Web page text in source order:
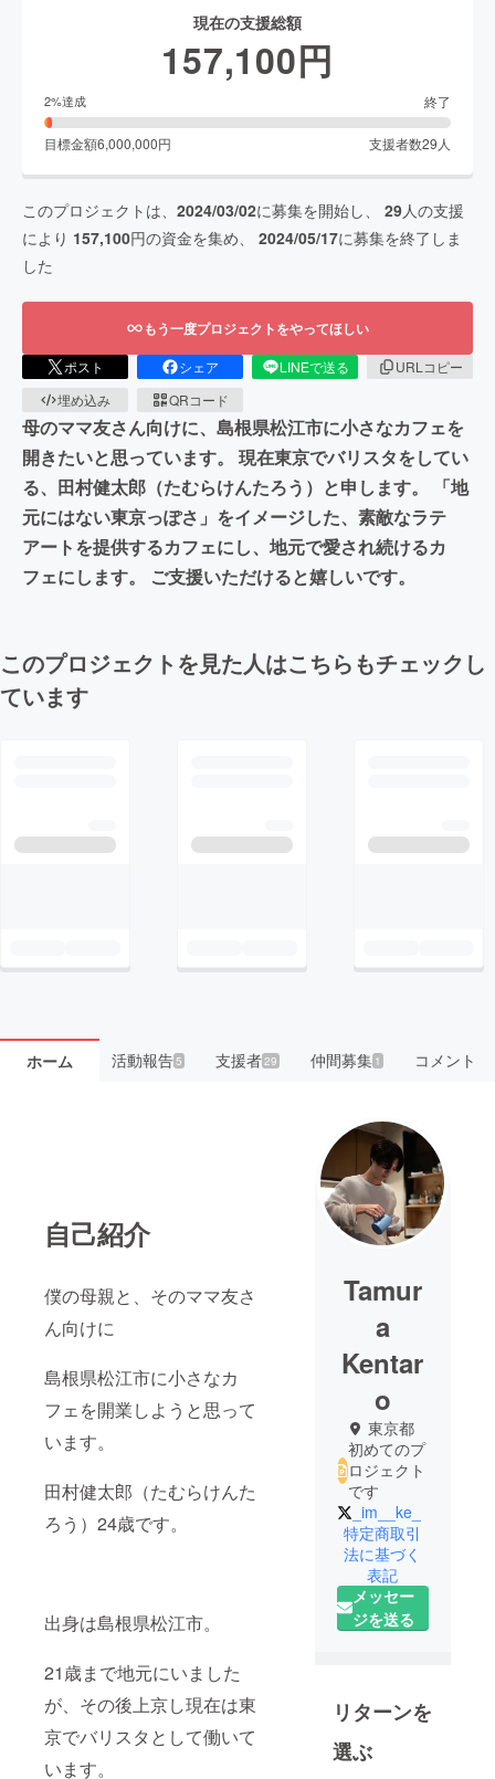
現在の支援総額
157,100円
2%達成 終了
目標金額6,000,000円 支援者数29 人
このプロジェクトは、 2024/03/02に募集を開始し、 29人の支援
により 157,100円の資金を集め、 2024/05/17に募集を終了しま
した
もう一度プロジェクトをやってほしい
ポスト シェア LINEで送る
URLコピー
埋め込み
QRコード
母のママ友さん向けに、島根県松江市に小さなカフェを
開きたいと思っています。 現在東京でバリスタをしてい
る、田村健太郎（たむらけんたろう）と申します。 「地
元にはない東京っぽさ」をイメージした、素敵なラテ
アートを提供するカフェにし、地元で愛され続けるカ
フェにします。 ご支援いただけると嬉しいです。
このプロジェクトを見た人はこちらもチェックし
ています
ホーム 活動報告5 支援者 29 仲間募集 1 コメント
自己紹介
僕の母親と、そのママ友さ
ん向けに
島根県松江市に小さなカ
フェを開業しようと思って
います。
田村健太郎（たむらけんた
ろう）24歳です。
出身は島根県松江市。
21歳まで地元にいました
が、その後上京し現在は東
京でバリスタとして働いて
います。
Tamur
a
Kentar
o
東京都
初めてのプ
ロジェクト
です
_im__ke_
特定商取引
法に基づく
表記
メッセー
ジを送る
リターンを
選ぶ